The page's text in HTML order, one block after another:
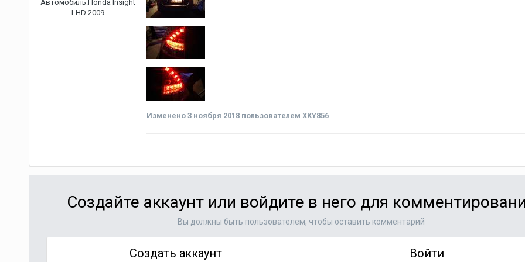
Автомобиль:Honda Insight
LHD 2009
Изменено 3 ноября 2018пользователем XKY856
Создайте аккаунт или войдите в него для
Вы должны быть пользователем, чтобы оставить комментарий
Создать аккаунт Войти